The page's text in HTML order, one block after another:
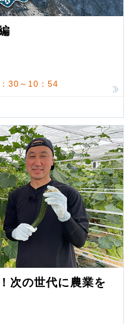
30～10：54
次の世代に農業を